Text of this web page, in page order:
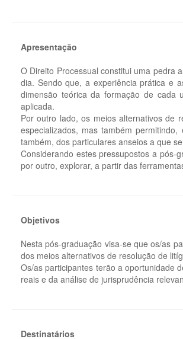
Apresentação
O Direito Processual constitui uma pedra
dia. Sendo que, a experiência prática e
dimensão teórica da formação de cada
aplicada.
Por outro lado, os meios alternativos de
especializados, mas também
também, dos particulares anseios a que
Considerando estes pressupostos a pós-
por outro, explorar, a partir das
Objetivos
Nesta pós-graduação visa-se que os/as
dos meios alternativos de resolução de
Os/as participantes terão a oportunidade
reais e da análise de jurisprudência
Destinatários